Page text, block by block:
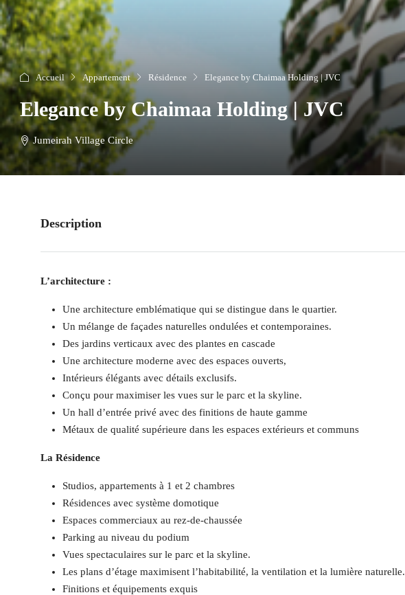
Accueil Appartement Résidence Elegance by Chaimaa Holding | JVC
Elegance by Chaimaa Holding | JVC
Jumeirah Village Circle
Description
L’architecture :
Une architecture emblématique qui se distingue dans le quartier.
Un mélange de façades naturelles ondulées et contemporaines.
Des jardins verticaux avec des plantes en cascade
Une architecture moderne avec des espaces ouverts,
Intérieurs élégants avec détails exclusifs.
Conçu pour maximiser les vues sur le parc et la skyline.
Un hall d’entrée privé avec des finitions de haute gamme
Métaux de qualité supérieure dans les espaces extérieurs et communs
La Résidence
Studios, appartements à 1 et 2 chambres
Résidences avec système domotique
Espaces commerciaux au rez-de-chaussée
Parking au niveau du podium
Vues spectaculaires sur le parc et la skyline.
Les plans d’étage maximisent l’habitabilité, la ventilation et la lumière naturelle.
Finitions et équipements exquis